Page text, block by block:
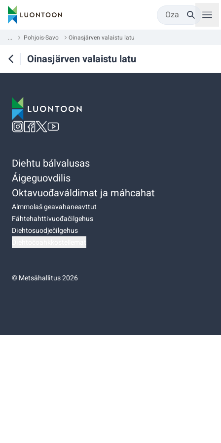
Oza
... Pohjois-Savo Oinasjärven valaistu latu
Oinasjärven valaistu latu
Diehtu bálvalusas
Áigeguovdilis
Oktavuođaváldimat ja máhcahat
Almmolaš geavahaneavttut
Fáhtehahttivuođačilgehus
Diehtosuodječilgehus
©Metsähallitus 2026